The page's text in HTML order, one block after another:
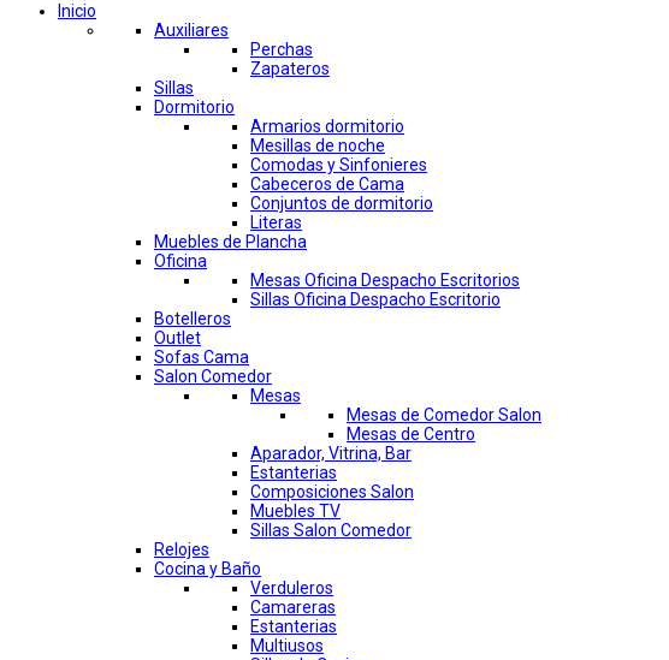
Inicio
Auxiliares
Perchas
Zapateros
Sillas
Dormitorio
Armarios dormitorio
Mesillas de noche
Comodas y Sinfonieres
Cabeceros de Cama
Conjuntos de dormitorio
Literas
Muebles de Plancha
Oficina
Mesas Oficina Despacho Escritorios
Sillas Oficina Despacho Escritorio
Botelleros
Outlet
Sofas Cama
Salon Comedor
Mesas
Mesas de Comedor Salon
Mesas de Centro
Aparador, Vitrina, Bar
Estanterias
Composiciones Salon
Muebles TV
Sillas Salon Comedor
Relojes
Cocina y Baño
Verduleros
Camareras
Estanterias
Multiusos